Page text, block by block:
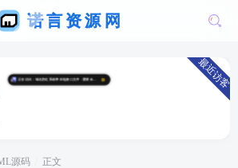
最近访客
源码 正文